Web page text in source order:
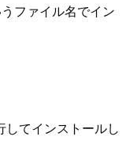
ファイル名でイン
てインストールし